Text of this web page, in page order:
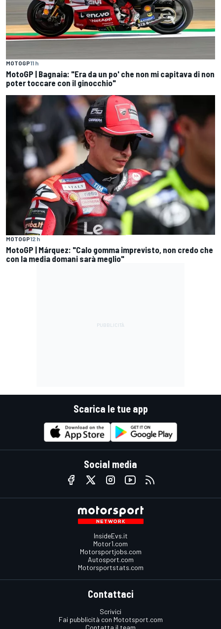
MOTOGP11 h
MotoGP | Bagnaia: "Era da un po' che non mi capitava di non
poter toccare con il ginocchio"
MOTOGP12 h
MotoGP | Márquez: "Calo gomma imprevisto, non credo che
con la media domani sarà meglio"
Scarica le tue app
Social media
InsideEvs.it
Motor1.com
Motorsportjobs.com
Autosport.com
Motorsportstats.com
Contattaci
Scrivici
Fai pubblicità con Mototsport.com
Contatta il team